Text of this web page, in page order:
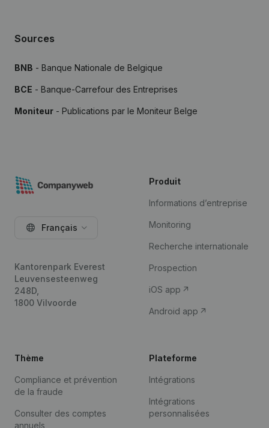
Sources
BNB - Banque Nationale de Belgique
BCE - Banque-Carrefour des Entreprises
Moniteur - Publications par le Moniteur Belge
Français
Kantorenpark Everest
Leuvensesteenweg
248D,
1800 Vilvoorde
Produit
Informations d’entreprise
Monitoring
Recherche internationale
Prospection
iOS app
Android app
Thème
Compliance et prévention
de la fraude
Consulter des comptes
annuels
Plateforme
Intégrations
Intégrations
personnalisées